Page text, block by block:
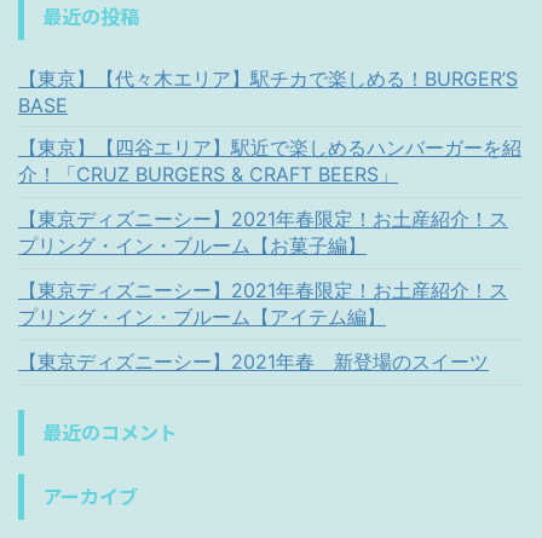
最近の投稿
【東京】【代々木エリア】駅チカで楽しめる！BURGER’S
BASE
【東京】【四谷エリア】駅近で楽しめるハンバーガーを紹
介！「CRUZ BURGERS & CRAFT BEERS」
【東京ディズニーシー】2021年春限定！お土産紹介！ス
プリング・イン・ブルーム【お菓子編】
【東京ディズニーシー】2021年春限定！お土産紹介！ス
プリング・イン・ブルーム【アイテム編】
【東京ディズニーシー】2021年春 新登場のスイーツ
最近のコメント
アーカイブ